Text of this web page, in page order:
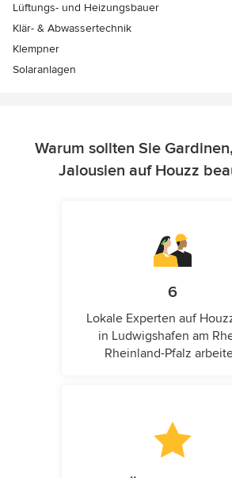
Lüftungs- und Heizungsbauer
Klär- & Abwassertechnik
Klempner
Solaranlagen
Warum sollten Sie
Jalousien auf Houzz
6
Lokale Experten auf
in Ludwigshafen am
Rheinland-Pfalz